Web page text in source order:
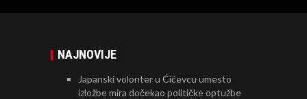
NAJNOVIJE
Japanski volonter u Ćićevcu umesto
izložbe mira dočekao političke optužbe